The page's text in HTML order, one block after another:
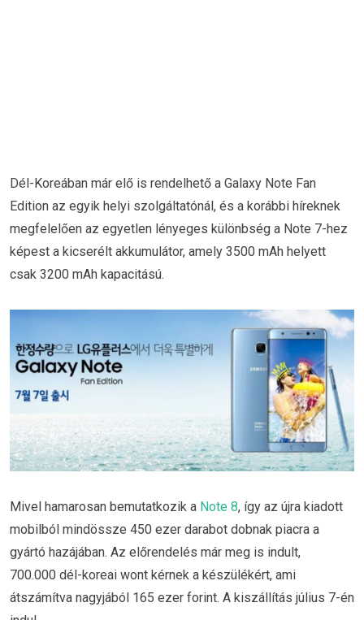
Dél-Koreában már elő is rendelhető a Galaxy Note Fan
Edition az egyik helyi szolgáltatónál, és a korábbi híreknek
megfelelően az egyetlen lényeges különbség a Note 7-hez
képest a kicserélt akkumulátor, amely 3500 mAh helyett
csak 3200 mAh kapacitású.
Mivel hamarosan bemutatkozik a Note 8, így az újra kiadott
mobilból mindössze 450 ezer darabot dobnak piacra a
gyártó hazájában. Az előrendelés már meg is indult,
700.000 dél-koreai wont kérnek a készülékért, ami
átszámítva nagyjából 165 ezer forint. A kiszállítás július 7-én